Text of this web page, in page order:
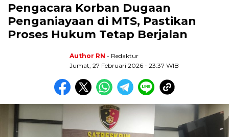
Pengacara Korban Dugaan
Penganiayaan di MTS, Pastikan
Proses Hukum Tetap Berjalan
Author RN - Redaktur
Jumat, 27 Februari 2026 - 23:37 WIB